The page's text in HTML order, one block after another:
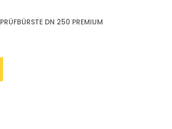
PRÜFBÜRSTE DN 250 PREMIUM